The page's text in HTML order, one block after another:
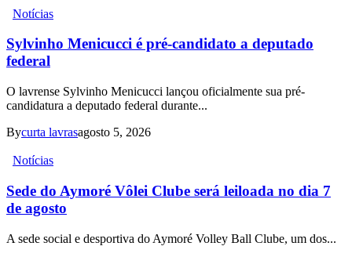
Notícias
Sylvinho Menicucci é pré-candidato a deputado
federal
O lavrense Sylvinho Menicucci lançou oficialmente sua pré-
candidatura a deputado federal durante...
Bycurta lavrasagosto 5, 2026
Notícias
Sede do Aymoré Vôlei Clube será leiloada no dia 7
de agosto
A sede social e desportiva do Aymoré Volley Ball Clube, um dos...